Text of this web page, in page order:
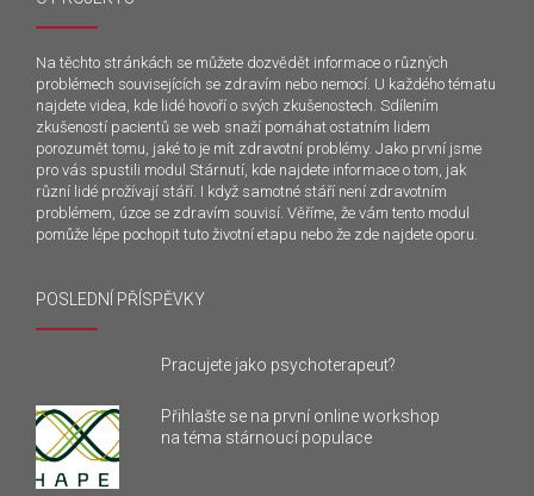
na mě dobře.
Na těchto stránkách se můžete dozvědět informace o různých
problémech souvisejících se zdravím nebo nemocí. U každého tématu
najdete videa, kde lidé hovoří o svých zkušenostech. Sdílením
zkušeností pacientů se web snaží pomáhat ostatním lidem
porozumět tomu, jaké to je mít zdravotní problémy. Jako první jsme
pro vás spustili modul Stárnutí, kde najdete informace o tom, jak
různí lidé prožívají stáří. I když samotné stáří není zdravotním
problémem, úzce se zdravím souvisí. Věříme, že vám tento modul
pomůže lépe pochopit tuto životní etapu nebo že zde najdete oporu.
POSLEDNÍ PŘÍSPĚVKY
Pracujete jako psychoterapeut?
Přihlašte se na první online workshop
na téma stárnoucí populace